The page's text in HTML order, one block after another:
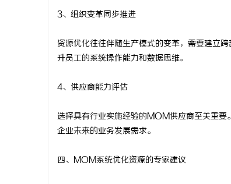
3、组织变革同步推进
资源优化往往伴随生产模式的变革，需要建立
升员工的系统操作能力和数据思维。
4、供应商能力评估
选择具有行业实施经验的MOM供应商至关重要
企业未来的业务发展需求。
四、MOM系统优化资源的专家建议